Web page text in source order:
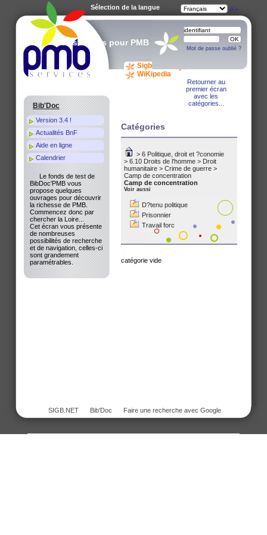
Sigb.Net
WiKipedia
Des services pour PMB
Retourner au
premier écran
avec les
catégories...
Catégories
> 6 Politique, droit et ?conomie
> 6.10 Droits de l'homme > Droit
humanitaire > Crime de guerre >
Camp de concentration
Camp de concentration
Voir aussi
D?tenu politique
Prisonnier
Travail forc
catégorie vide
SIGB.NET Bib'Doc Faire une recherche avec Google
Bib'Doc
Version 3.4 !
Actualités BnF
Aide en ligne
Calendrier
Le fonds de test de
BibDoc'PMB vous
propose quelques
ouvrages pour découvrir
la richesse de PMB.
Commencez donc par
chercher la Loire...
Cet écran vous présente
de nombreuses
possibilités de recherche
et de navigation, celles-ci
sont grandement
paramétrables.
A A+
Sélection de la langue
Mot de passe oublié ?